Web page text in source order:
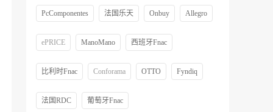
PcComponentes 法国乐天 Onbuy Allegro
ePRICE ManoMano 西班牙Fnac
比利时Fnac Conforama OTTO Fyndiq
法国RDC 葡萄牙Fnac